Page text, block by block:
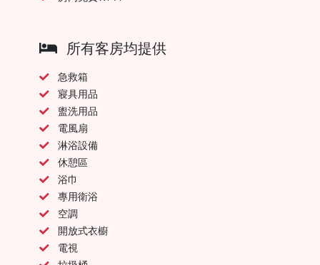
所有客房均提供
急救箱
寢具用品
盥洗用品
電風扇
淋浴設備
休憩區
浴巾
專用衛浴
空調
開放式衣櫥
電視